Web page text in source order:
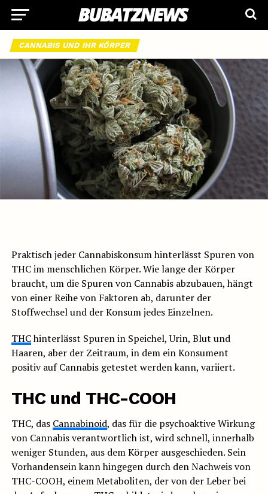
CANNABIS UND IHR KÖRPER
Wie lange bleibt THC im Körper?
Praktisch jeder Cannabiskonsum hinterlässt Spuren von
THC im menschlichen Körper. Wie lange der Körper
braucht, um die Spuren von Cannabis abzubauen, hängt
von einer Reihe von Faktoren ab, darunter der
Stoffwechsel und der Konsum jedes Einzelnen.
THChinterlässt Spuren in Speichel, Urin, Blut und
Haaren, aber der Zeitraum, in dem ein Konsument
positiv auf Cannabis getestet werden kann, variiert.
THC und THC-COOH
THC, das Cannabinoid, das für die psychoaktive Wirkung
von Cannabis verantwortlich ist, wird schnell, innerhalb
weniger Stunden, aus dem Körper ausgeschieden. Sein
Vorhandensein kann hingegen durch den Nachweis von
THC-COOH, einem Metaboliten, der von der Leber bei